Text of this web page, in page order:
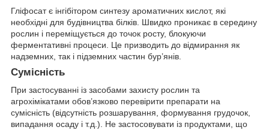
Гліфосат є інгібітором синтезу ароматичних кислот, які
необхідні для будівництва білків. Швидко проникає в середину
рослин і переміщується до точок росту, блокуючи
ферментативні процеси. Це призводить до відмирання як
надземних, так і підземних частин бур’янів.
Сумісність
При застосуванні із засобами захисту рослин та
агрохімікатами обов’язково перевірити препарати на
сумісність (відсутність розшарування, формування грудочок,
випадання осаду і т.д.). Не застосовувати із продуктами, що